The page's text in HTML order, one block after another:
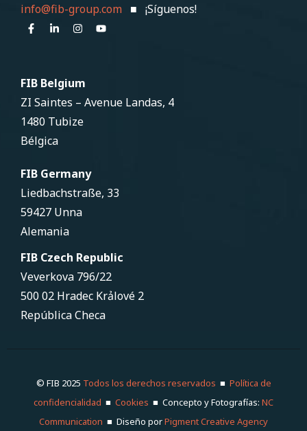
info@fib-group.com ■ ¡Síguenos!
FIB Belgium
ZI Saintes – Avenue Landas, 4
1480 Tubize
Bélgica
FIB Germany
Liedbachstraße, 33
59427 Unna
Alemania
FIB Czech Republic
Veverkova 796/22
500 02 Hradec Krảlové 2
República Checa
© FIB 2025 Todos los derechos reservados ■ Política de
confidencialidad ■ Cookies ■ Concepto y Fotografías: NC
Communication ■ Diseño porPigment Creative Agency